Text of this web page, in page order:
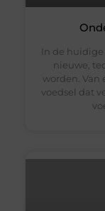
In de
nieuwe,
worden. Van
voedsel dat